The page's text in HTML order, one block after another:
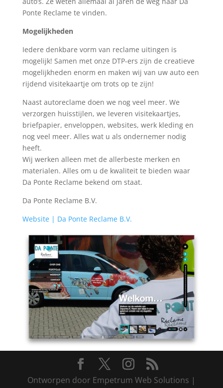
Ponte Reclame te vinden.
Mogelijkheden
Iedere denkbare vorm van reclame uitingen is
mogelijk! Samen met onze DTP-ers zijn de creatieve
mogelijkheden enorm en maken wij van uw auto een
rijdend visitekaartje om trots op te zijn!
Naast autoreclame doen we nog veel meer. We
verzorgen huisstijlen, we leveren visitekaartjes,
briefpapier, enveloppen, websites, werk kleding en
nog veel meer. Alles wat u als ondernemer nodig
heeft.
Wij werken alleen met de allerbeste merken en
materialen. Alles om u de kwaliteit te bieden waar
Da Ponte Reclame bekend om staat.
Da Ponte Reclame B.V.
Website | Da Ponte Reclame B.V.
Ontworpen door Empetrum Web Solutions |